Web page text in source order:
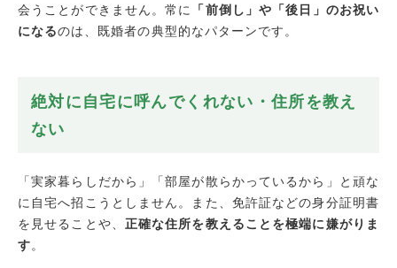
会うことができません。常に
「前倒し」や「後日」のお祝い
になるのは、既婚者の典型的なパターンです。
絶対に自宅に呼んでくれない・住所を教え
ない
「実家暮らしだから」「部屋が散らかっているから」と頑な
に自宅へ招こうとしません。また、免許証などの身分証明書
を見せることや、 正確な住所を教えることを極端に嫌がりま
す。